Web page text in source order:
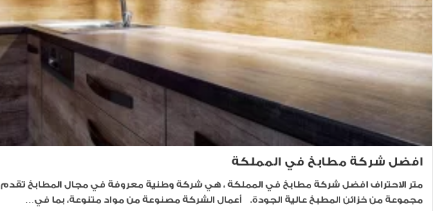
افضل شركة مطابخ في المملكة
متر الاحتراف افضل شركة مطابخ في المملكة ، هي شركة وطنية معروفة في مجال المطابخ تقدم
مجموعة من خزائن المطبخ عالية الجودة. أعمال الشركة مصنوعة من مواد متنوعة، بما في…